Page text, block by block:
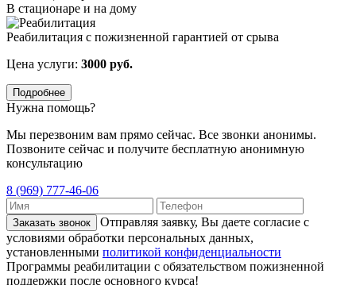
В стационаре и на дому
Реабилитация с пожизненной гарантией от срыва
Цена услуги: 3000 руб.
Подробнее
Нужна помощь?
Мы перезвоним вам прямо сейчас. Все звонки анонимы.
Позвоните сейчас и получите бесплатную анонимную
консультацию
8 (969) 777-46-06
Заказать звонок
Отправляя заявку, Вы даете согласие с
условиями обработки персональных данных,
установленными политикой конфиденциальности
Программы реабилитации с обязательством пожизненной
поддержки после основного курса!